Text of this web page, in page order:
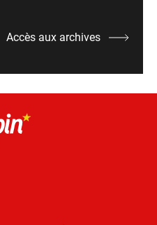
Accès aux archives